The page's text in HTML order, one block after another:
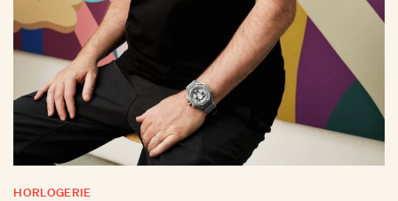
HORLOGERIE